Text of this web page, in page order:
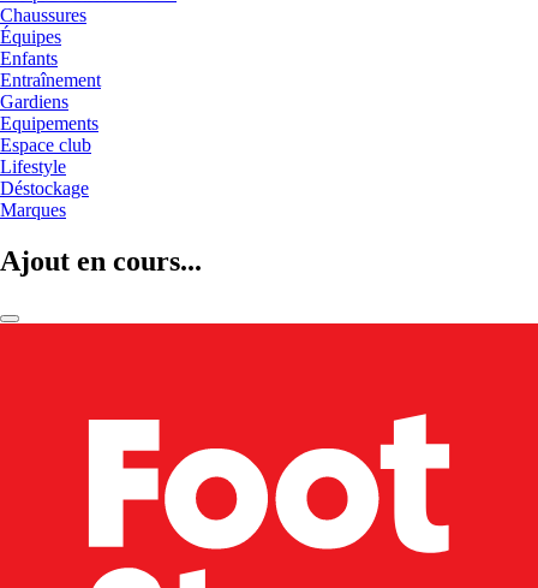
Chaussures
Équipes
Enfants
Entraînement
Gardiens
Equipements
Espace club
Lifestyle
Déstockage
Marques
Ajout en cours...